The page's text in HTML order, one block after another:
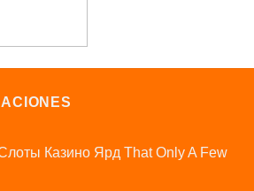
Казино Ярд That Only A Few